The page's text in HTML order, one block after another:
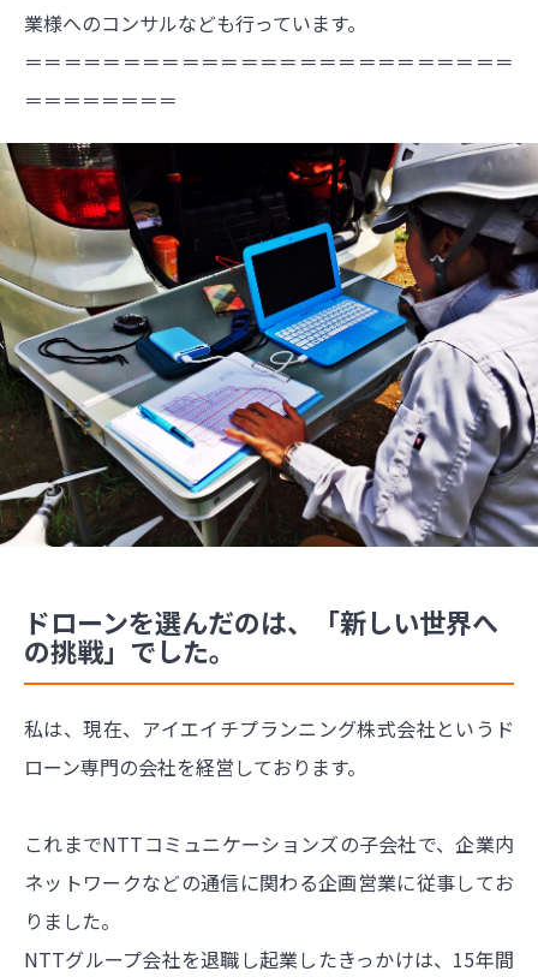
業様へのコンサルなども行っています。
＝＝＝＝＝＝＝＝＝＝＝＝＝＝＝＝＝＝＝＝＝＝＝＝＝
＝＝＝＝＝＝＝＝
ドローンを選んだのは、「新しい世界へ
の挑戦」でした。
私は、現在、アイエイチプランニング株式会社というド
ローン専門の会社を経営しております。
これまでNTTコミュニケーションズの子会社で、企業内
ネットワークなどの通信に関わる企画営業に従事してお
りました。
NTTグループ会社を退職し起業したきっかけは、15年間